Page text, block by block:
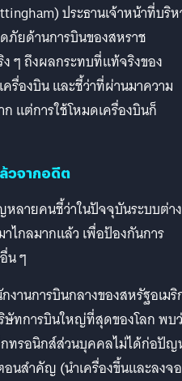
ประธานเจ้าหน้าที่บริห
ภัยด้านการบินของสหราช
ง ๆ ถึงผลกระทบที่แท้จริงของ
องบิน และชี้ว่าที่ผ่านมาความ
แต่การใช้โหมดเครื่องบินก็
วจากอดีต
หลายคนชี้ว่าในปัจจุบันระบบต่า
ไกลมากแล้ว เพื่อป้องกันการ
น ๆ
านการบินกลางของสหรัฐอเมริ
ษัทการบินใหญ่ที่สุดของโลก พบ
ทรอนิกส์ส่วนบุคคลไม่ได้ก่อปัญ
อนสำคัญ (นำเครื่องขึ้นและลงจ